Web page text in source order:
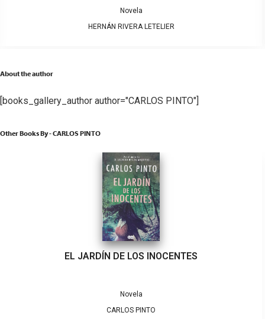
Novela
HERNÁN RIVERA LETELIER
About the author
[books_gallery_author author="CARLOS PINTO"]
Other Books By - CARLOS PINTO
EL JARDÍN DE LOS INOCENTES
Novela
CARLOS PINTO